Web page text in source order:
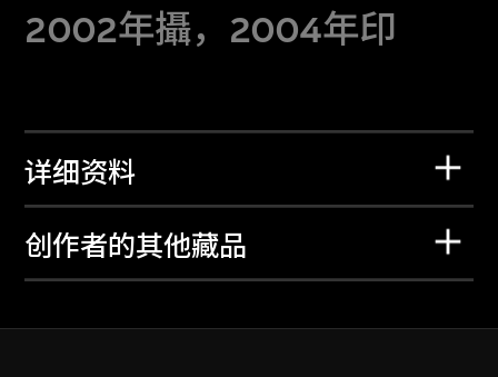
2002年攝，2004年印
详细资料
创作者的其他藏品